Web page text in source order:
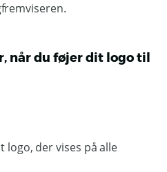
når du føjer dit logo til
logo, der vises på alle